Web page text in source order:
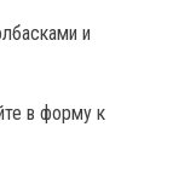
в форму к